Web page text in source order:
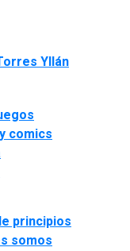
Yllán
comics
principios
somos